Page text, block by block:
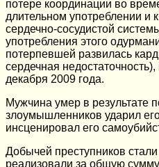
потере координации во
длительном употреблении и
сердечно-сосудистой
употребления этого
потерпевшей развилась
сердечная
декабря 2009 года.
Мужчина умер в результате
злоумышленников ударил
инсценировал его
Добычей преступников
реализовали за общую